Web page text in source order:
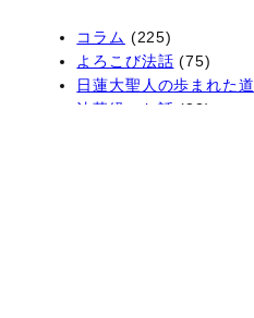
コラム (225)
よろこび法話 (75)
日蓮大聖人の歩まれた道
法華経のお話 (83)